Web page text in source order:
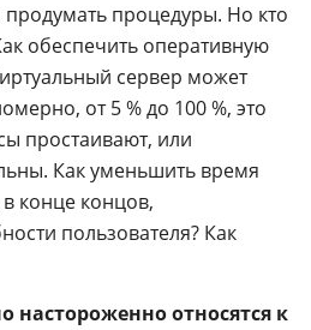
продумать процедуры. Но кто
обеспечить оперативную
сервер может
от 5 % до 100 %, это
простаивают, или
Как уменьшить время
конце концов,
пользователя? Как
настороженно относятся к